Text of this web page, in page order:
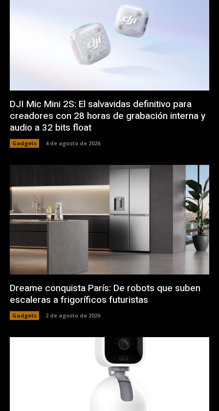
DJI Mic Mini 2S: El salvavidas definitivo para
creadores con 28 horas de grabación interna y
audio a 32 bits float
Gadgets 4 de agosto de 2026
Dreame conquista París: De robots que suben
escaleras a frigoríficos futuristas
Gadgets 2 de agosto de 2026